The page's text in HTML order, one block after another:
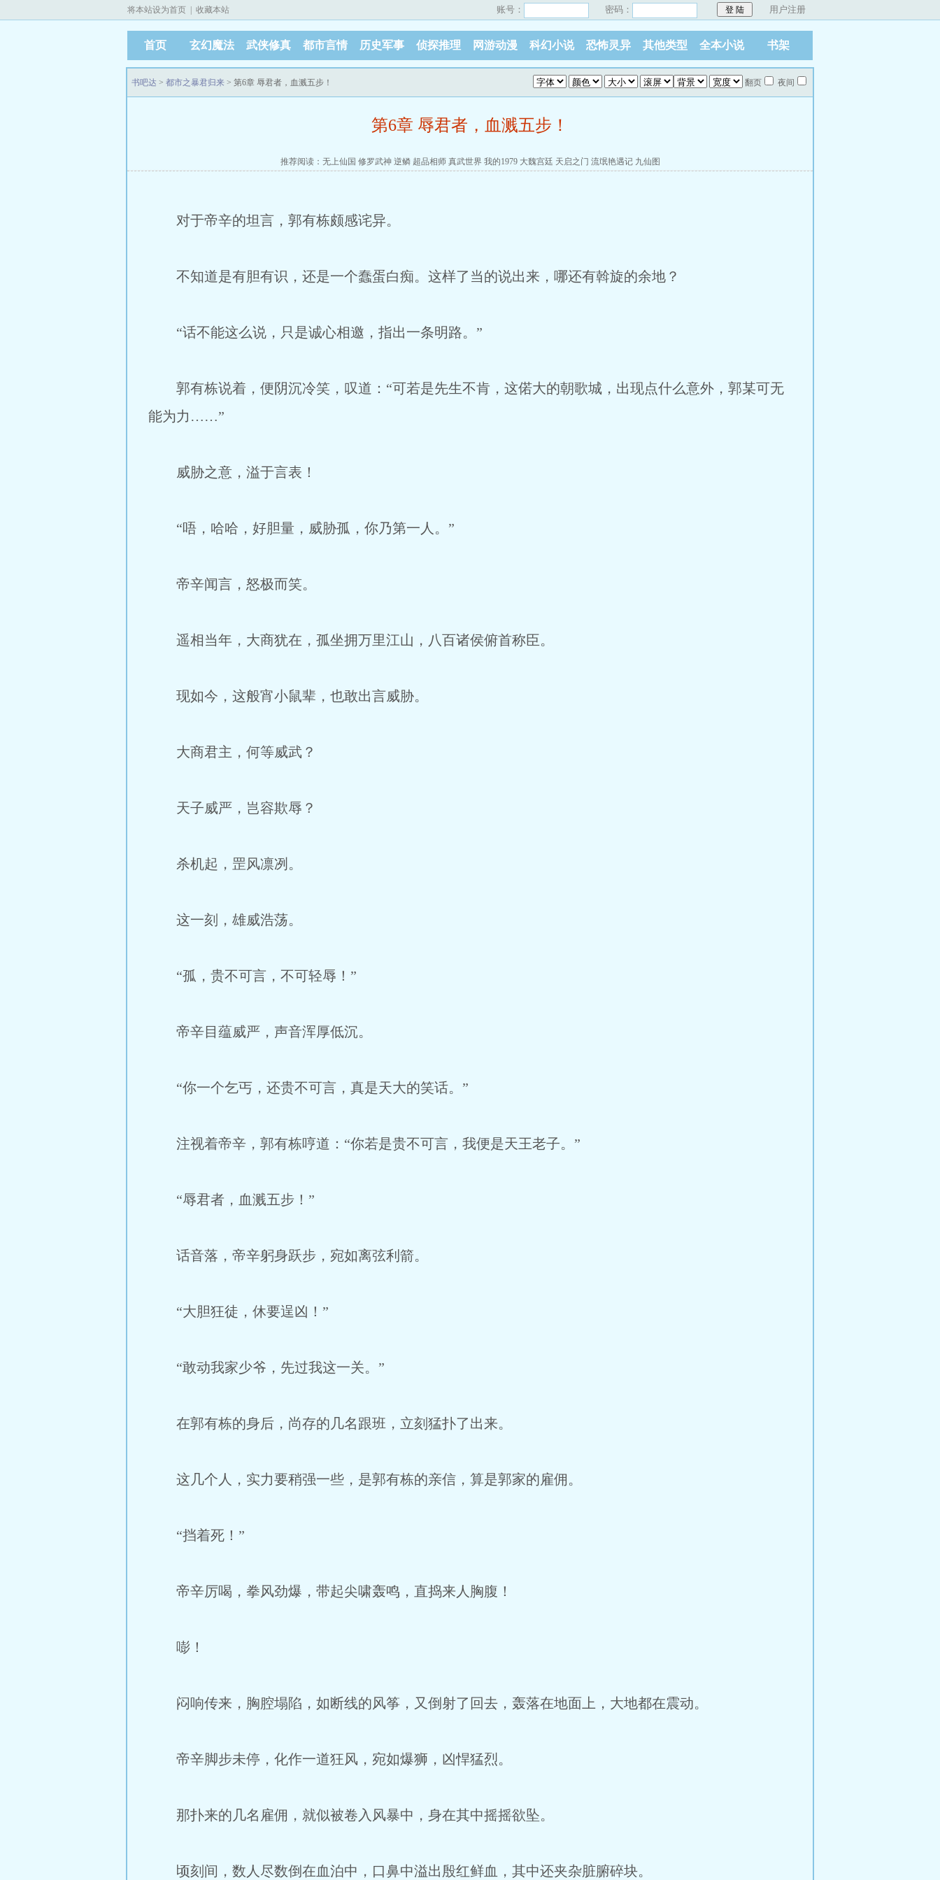
将本站设为首页 收藏本站 账号： 密码： 用户注册
首页 玄幻魔法 武侠修真 都市言情 历史军事 侦探推理 网游动漫 科幻小说 恐怖灵异 其他类型 全本小说 书架
书吧达 > 都市之暴君归来 > 第6章 辱君者，血溅五步！ 翻页 夜间
第6章 辱君者，血溅五步！
推荐阅读： 无上仙国 修罗武神 逆鳞 超品相师 真武世界 我的1979 大魏宫廷 天启之门 流氓艳遇记 九仙图
对于帝辛的坦言，郭有栋颇感诧异。
不知道是有胆有识，还是一个蠢蛋白痴。这样了当的说出来，哪还有斡旋的余地？
“话不能这么说，只是诚心相邀，指出一条明路。”
郭有栋说着，便阴沉冷笑，叹道：“可若是先生不肯，这偌大的朝歌城，出现点什么意外，郭某可无
能为力……”
威胁之意，溢于言表！
“唔，哈哈，好胆量，威胁孤，你乃第一人。”
帝辛闻言，怒极而笑。
遥相当年，大商犹在，孤坐拥万里江山，八百诸侯俯首称臣。
现如今，这般宵小鼠辈，也敢出言威胁。
大商君主，何等威武？
天子威严，岂容欺辱？
杀机起，罡风凛冽。
这一刻，雄威浩荡。
“孤，贵不可言，不可轻辱！”
帝辛目蕴威严，声音浑厚低沉。
“你一个乞丐，还贵不可言，真是天大的笑话。”
注视着帝辛，郭有栋哼道：“你若是贵不可言，我便是天王老子。”
“辱君者，血溅五步！”
话音落，帝辛躬身跃步，宛如离弦利箭。
“大胆狂徒，休要逞凶！”
“敢动我家少爷，先过我这一关。”
在郭有栋的身后，尚存的几名跟班，立刻猛扑了出来。
这几个人，实力要稍强一些，是郭有栋的亲信，算是郭家的雇佣。
“挡着死！”
帝辛厉喝，拳风劲爆，带起尖啸轰鸣，直捣来人胸腹！
嘭！
闷响传来，胸腔塌陷，如断线的风筝，又倒射了回去，轰落在地面上，大地都在震动。
帝辛脚步未停，化作一道狂风，宛如爆狮，凶悍猛烈。
那扑来的几名雇佣，就似被卷入风暴中，身在其中摇摇欲坠。
顷刻间，数人尽数倒在血泊中，口鼻中溢出殷红鲜血，其中还夹杂脏腑碎块。